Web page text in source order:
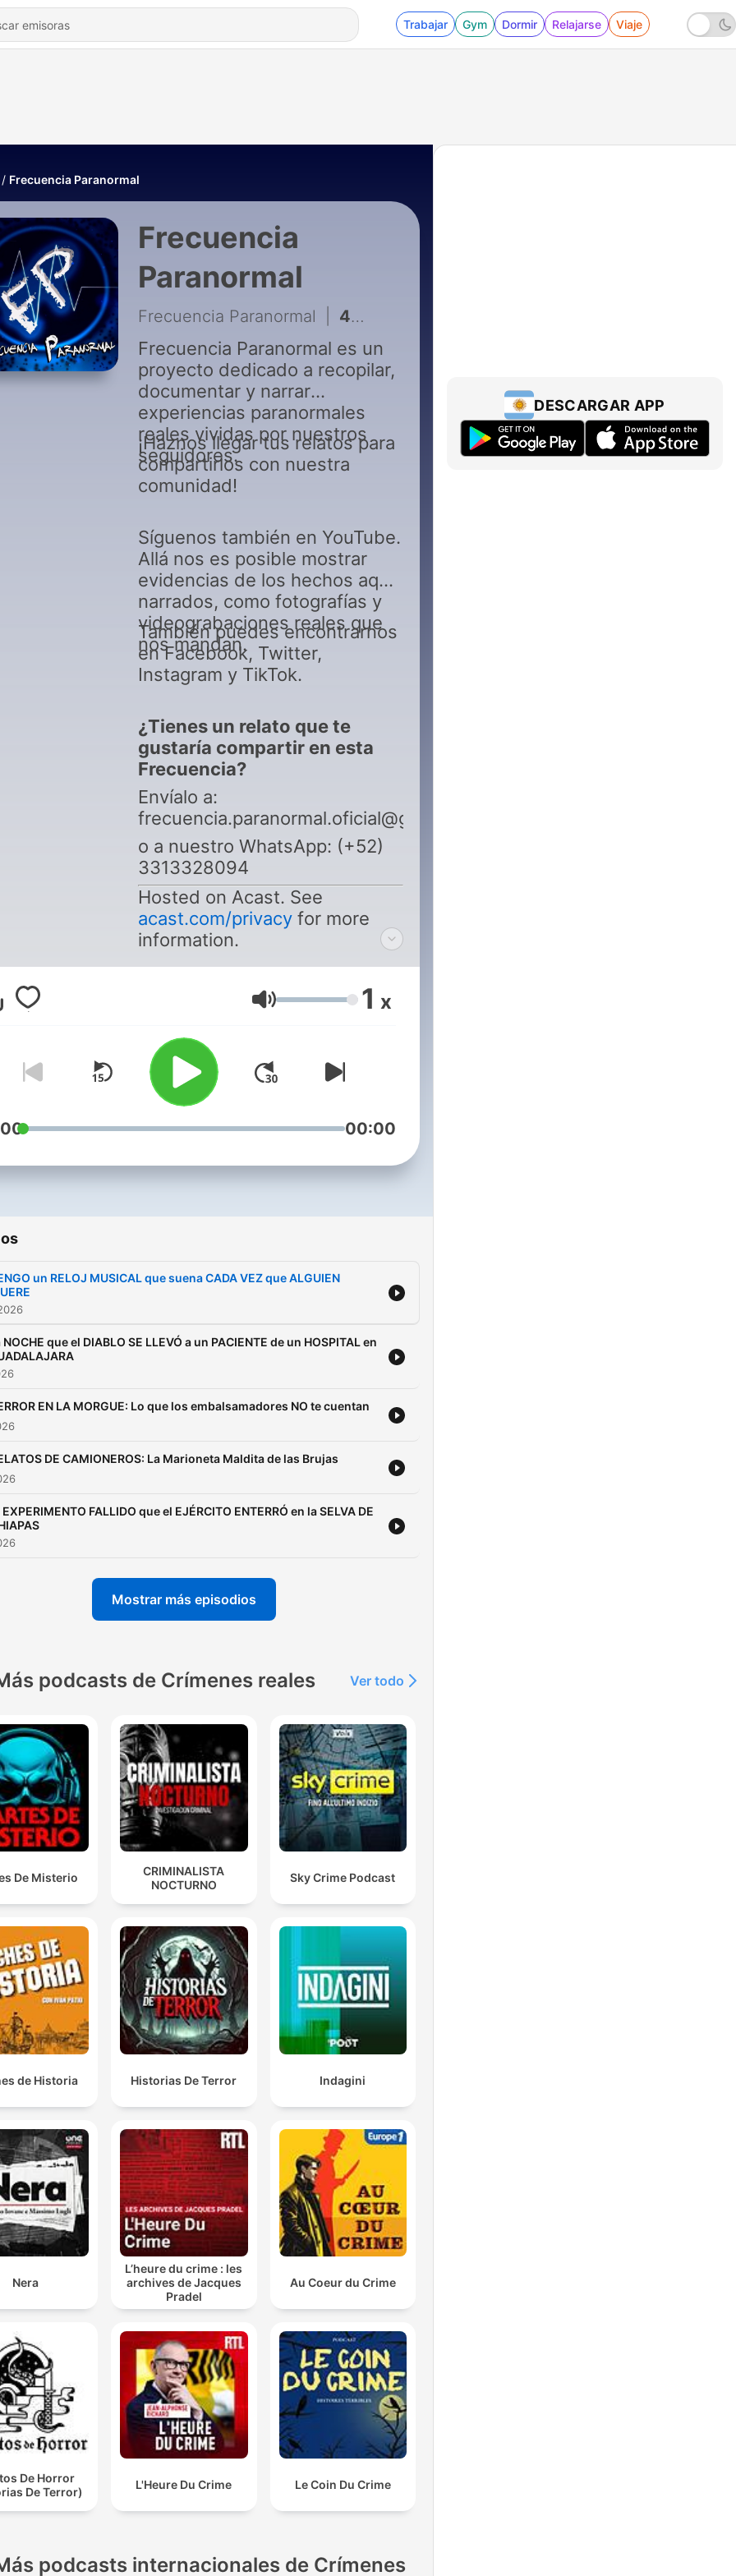
Trabajar Gym Dormir Relajarse Viaje
Frecuencia Paranormal
Frecuencia
Paranormal
Frecuencia Paranormal 432 - TENGO un RELOJ MUSICAL que suena CADA VEZ que ALGUIEN MUERE
Frecuencia Paranormal es un
proyecto dedicado a recopilar,
documentar y narrar
experiencias paranormales
reales vividas por nuestros
seguidores.
¡Haznos llegar tus relatos para
compartirlos con nuestra
comunidad!
Síguenos también en YouTube.
Allá nos es posible mostrar
evidencias de los hechos aquí
narrados, como fotografías y
videograbaciones reales que
nos mandan.
También puedes encontrarnos
en Facebook, Twitter,
Instagram y TikTok.
¿Tienes un relato que te
gustaría compartir en esta
Frecuencia?
Envíalo a:
frecuencia.paranormal.oficial@gmail.com
o a nuestro WhatsApp: (+52)
3313328094
Hosted on Acast. See
acast.com/privacyfor more
information.
Volumen 1 x
00:00
un RELOJ MUSICAL que suena CADA VEZ que ALGUIEN
NOCHE que el DIABLO SE LLEVÓ a un PACIENTE de un HOSPITAL en
EN LA MORGUE: Lo que los embalsamadores NO te cuentan
DE CAMIONEROS: La Marioneta Maldita de las Brujas
EXPERIMENTO FALLIDO que el EJÉRCITO ENTERRÓ en la SELVA DE
Mostrar más episodios
podcasts de Crímenes reales Ver todo
De Misterio
CRIMINALISTA
NOCTURNO
Sky Crime Podcast
de Historia Historias De Terror Indagini
Nera
L’heure du crime : les
archives de Jacques
Pradel
Au Coeur du Crime
De Horror
De Terror)
L'Heure Du Crime Le Coin Du Crime
podcasts internacionales de Crímenes
DESCARGAR APP